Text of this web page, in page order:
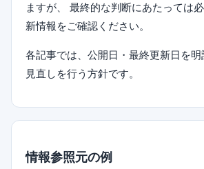
ますが、 最終的な判断にあたっては
新情報をご確認ください。
各記事では、公開日・最終更新日を
見直しを行う方針です。
情報参照元の例